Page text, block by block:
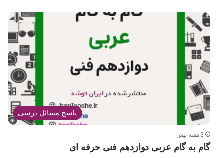
پاسخ مسائل درسی
3 هفته پیش
گام به گام عربی دوازدهم فنی حرفه ای